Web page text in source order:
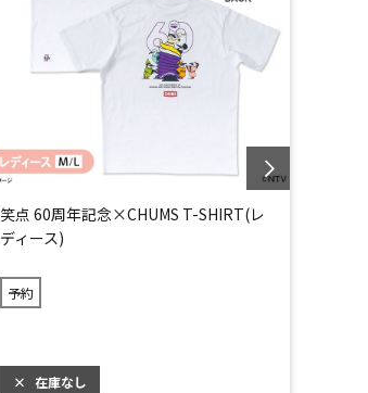
笑点 60周年記念×CHUMS T-SHIRT(レ
ディース)
予約
× 在庫なし